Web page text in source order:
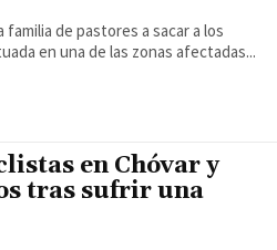
de pastores a sacar a los
en una de las zonas afectadas...
en Chóvar y
tras sufrir una